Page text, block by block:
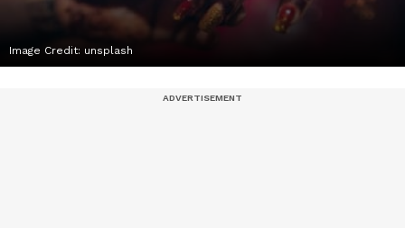
Image Credit: unsplash